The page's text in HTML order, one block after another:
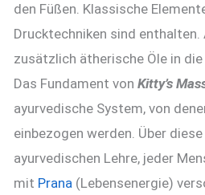
den Füßen. Klassische
Drucktechniken sind
zusätzlich ätherische Öle in
Das Fundament von Kitty’s
ayurvedische System, von
einbezogen werden. Über
ayurvedischen Lehre, jeder
mit Prana (Lebensenergie)